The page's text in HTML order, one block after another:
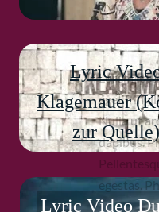
Lyric
Klagemauer
zur Quelle)
Lyric Video
Lorem
eget
Nulla ut
dapibus.
egestas.